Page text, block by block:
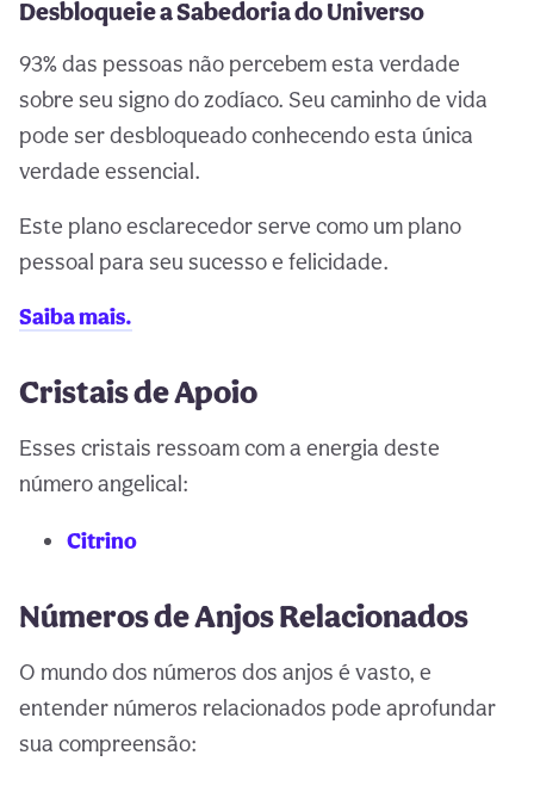
Desbloqueie a Sabedoria do Universo
93% das pessoas não percebem esta verdade
sobre seu signo do zodíaco. Seu caminho de vida
pode ser desbloqueado conhecendo esta única
verdade essencial.
Este plano esclarecedor serve como um plano
pessoal para seu sucesso e felicidade.
Saiba mais.
Cristais de Apoio
Esses cristais ressoam com a energia deste
número angelical:
Citrino
Números de Anjos Relacionados
O mundo dos números dos anjos é vasto, e
entender números relacionados pode aprofundar
sua compreensão: